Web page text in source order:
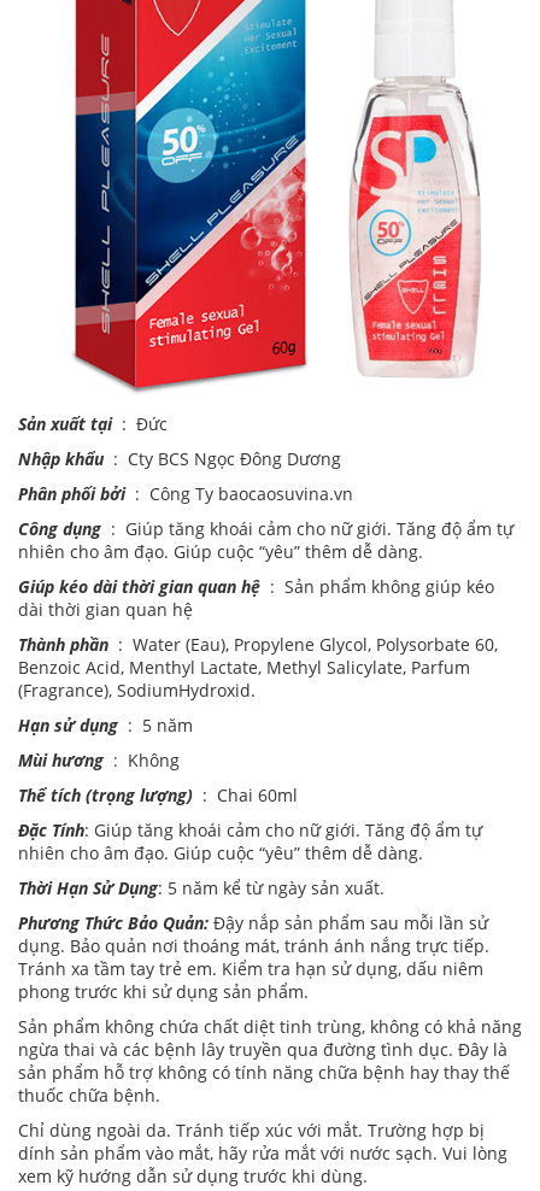
Sản xuất tại: Đức
Nhập khẩu : Cty BCS Ngọc Đông Dương
Phân phối bởi : Công Ty baocaosuvina.vn
Công dụng : Giúp tăng khoái cảm cho nữ giới. Tăng độ ẩm tự
nhiên cho âm đạo. Giúp cuộc “yêu” thêm dễ dàng.
Giúp kéo dài thời gian quan hệ : Sản phẩm không giúp kéo
dài thời gian quan hệ
Thành phần : Water (Eau), Propylene Glycol, Polysorbate 60,
Benzoic Acid, Menthyl Lactate, Methyl Salicylate, Parfum
(Fragrance), SodiumHydroxid.
Hạn sử dụng : 5 năm
Mùi hương : Không
Thể tích (trọng lượng) : Chai 60ml
Đặc Tính: Giúp tăng khoái cảm cho nữ giới. Tăng độ ẩm tự
nhiên cho âm đạo. Giúp cuộc “yêu” thêm dễ dàng.
Thời Hạn Sử Dụng: 5 năm kể từ ngày sản xuất.
Phương Thức Bảo Quản: Đậy nắp sản phẩm sau mỗi lần sử
dụng. Bảo quản nơi thoáng mát, tránh ánh nắng trực tiếp.
Tránh xa tầm tay trẻ em. Kiểm tra hạn sử dụng, dấu niêm
phong trước khi sử dụng sản phẩm.
Sản phẩm không chứa chất diệt tinh trùng, không có khả năng
ngừa thai và các bệnh lây truyền qua đường tình dục. Đây là
sản phẩm hỗ trợ không có tính năng chữa bệnh hay thay thế
thuốc chữa bệnh.
Chỉ dùng ngoài da. Tránh tiếp xúc với mắt. Trường hợp bị
dính sản phẩm vào mắt, hãy rửa mắt với nước sạch. Vui lòng
xem kỹ hướng dẫn sử dụng trước khi dùng.